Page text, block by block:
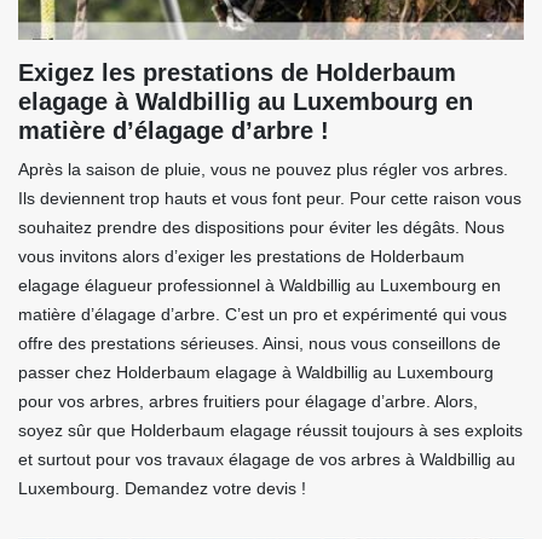
Exigez les prestations de Holderbaum
elagage à Waldbillig au Luxembourg en
matière d’élagage d’arbre !
Après la saison de pluie, vous ne pouvez plus régler vos arbres.
Ils deviennent trop hauts et vous font peur. Pour cette raison vous
souhaitez prendre des dispositions pour éviter les dégâts. Nous
vous invitons alors d’exiger les prestations de Holderbaum
elagage élagueur professionnel à Waldbillig au Luxembourg en
matière d’élagage d’arbre. C’est un pro et expérimenté qui vous
offre des prestations sérieuses. Ainsi, nous vous conseillons de
passer chez Holderbaum elagage à Waldbillig au Luxembourg
pour vos arbres, arbres fruitiers pour élagage d’arbre. Alors,
soyez sûr que Holderbaum elagage réussit toujours à ses exploits
et surtout pour vos travaux élagage de vos arbres à Waldbillig au
Luxembourg. Demandez votre devis !